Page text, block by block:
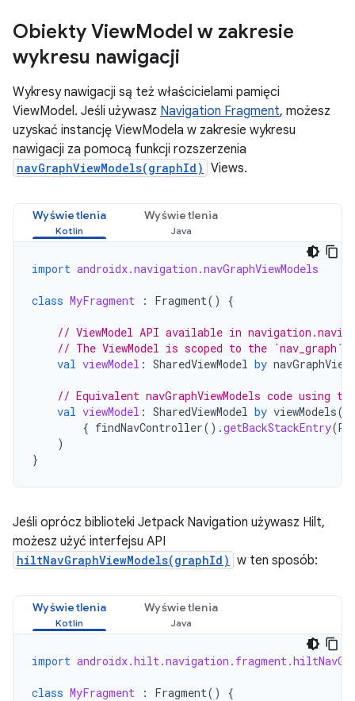
Obiekty ViewModel w zakresie
wykresu nawigacji
Wykresy nawigacji są też właścicielami pamięci
ViewModel. Jeśli używasz Navigation Fragment, możesz
uzyskać instancję ViewModela w zakresie wykresu
nawigacji za pomocą funkcji rozszerzenia
navGraphViewModels(graphId) Views.
Wyświetlenia Wyświetlenia
import androidx.navigation.navGraphViewModels
class MyFragment : Fragment() {
// ViewModel API available in
// The ViewModel is scoped to the `nav_graph`
val viewModel : SharedViewModel by
// Equivalent navGraphViewModels code using
val viewModel : SharedViewModel by viewModels(
{ findNavController().getBackStackEntry(R
)
}
Jeśli oprócz biblioteki Jetpack Navigation używasz Hilt,
możesz użyć interfejsu API
hiltNavGraphViewModels(graphId) w ten sposób:
Wyświetlenia Wyświetlenia
import
class MyFragment : Fragment() {